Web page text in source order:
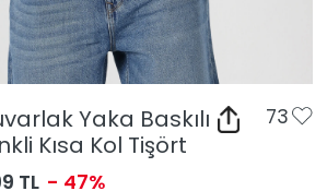
Yaka Baskılı
Kısa Kol Tişört
73
TL - 47%